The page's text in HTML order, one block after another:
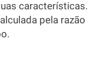
características.
pela razão